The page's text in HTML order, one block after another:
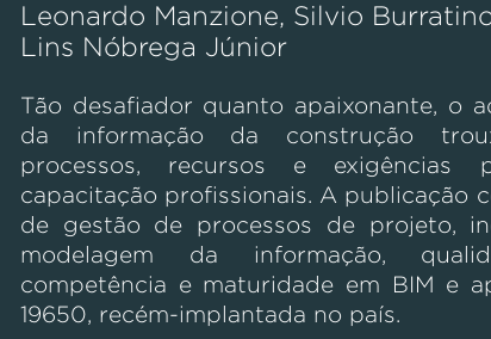
Leonardo Manzione, Silvio
Lins Nóbrega Júnior
Tão desafiador quanto apaixonante, o
da informação da construção
processos, recursos e
capacitação profissionais. A publicação
de gestão de processos de projeto,
modelagem da informação,
competência e maturidade em BIM e
19650, recém-implantada no país.